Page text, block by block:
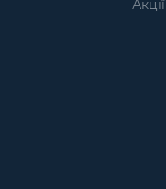
Акції